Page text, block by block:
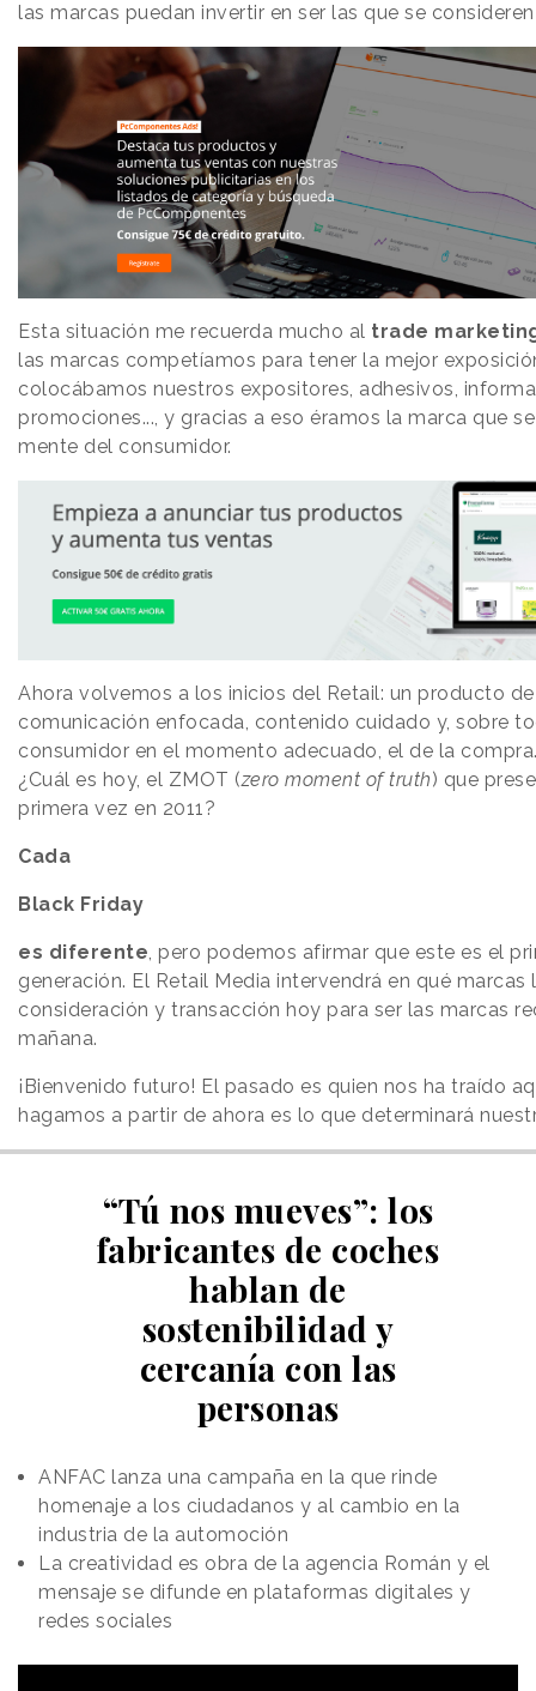
las marcas puedan invertir en ser las que se
Esta situación me recuerda mucho al trade
las marcas competíamos para tener la mejor
colocábamos nuestros expositores, adhesivos,
promociones..., y gracias a eso éramos la marca que
mente del consumidor.
Ahora volvemos a los inicios del Retail: un producto
comunicación enfocada, contenido cuidado y, sobre
consumidor en el momento adecuado, el de la
¿Cuál es hoy, el ZMOT (zero moment of truth) que
primera vez en 2011?
Cada
Black Friday
es diferente, pero podemos afirmar que este es el
generación. El Retail Media intervendrá en qué marcas
consideración y transacción hoy para ser las marcas
mañana.
¡Bienvenido futuro! El pasado es quien nos ha traído
hagamos a partir de ahora es lo que determinará
“Tú nos mueves”: los
fabricantes de coches
hablan de
sostenibilidad y
cercanía con las
personas
ANFAC lanza una campaña en la que rinde
homenaje a los ciudadanos y al cambio en la
industria de la automoción
La creatividad es obra de la agencia Román y el
mensaje se difunde en plataformas digitales y
redes sociales